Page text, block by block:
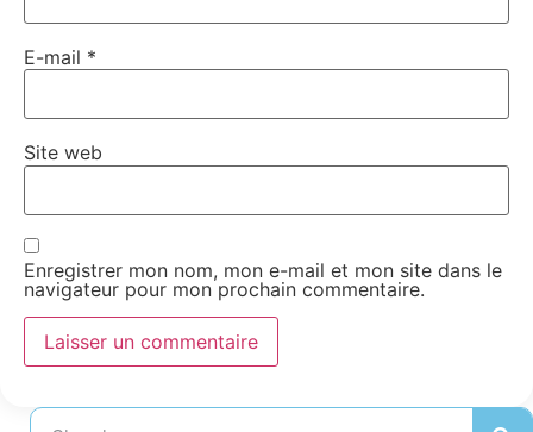
E-mail *
Site web
Enregistrer mon nom, mon e-mail et mon site dans le
navigateur pour mon prochain commentaire.